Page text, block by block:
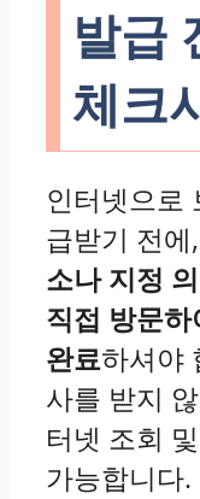
발급
체크
인터넷으로
급받기 전에
소나 지정
직접 방문
완료하셔야
사를 받지
터넷 조회
가능합니다.